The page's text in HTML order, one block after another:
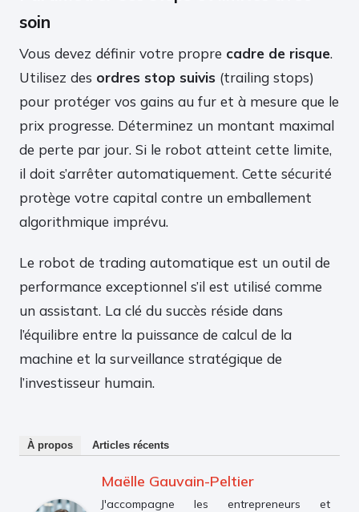
soin
Vous devez définir votre propre cadre de risque.
Utilisez des ordres stop suivis (trailing stops)
pour protéger vos gains au fur et à mesure que le
prix progresse. Déterminez un montant maximal
de perte par jour. Si le robot atteint cette limite,
il doit s’arrêter automatiquement. Cette sécurité
protège votre capital contre un emballement
algorithmique imprévu.
Le robot de trading automatique est un outil de
performance exceptionnel s’il est utilisé comme
un assistant. La clé du succès réside dans
l’équilibre entre la puissance de calcul de la
machine et la surveillance stratégique de
l’investisseur humain.
À propos Articles récents
Maëlle Gauvain-Peltier
J'accompagne les entrepreneurs et